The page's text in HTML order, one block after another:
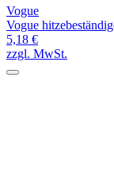
Vogue
Vogue
5,18 €
zzgl. MwSt.